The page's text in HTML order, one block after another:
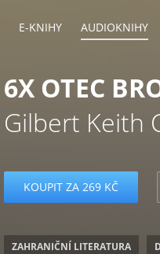
E-KNIHY AUDIOKNIHY
6X OTEC
Gilbert Keith
KOUPIT ZA 269 KČ
ZAHRANIČNÍ LITERATURA